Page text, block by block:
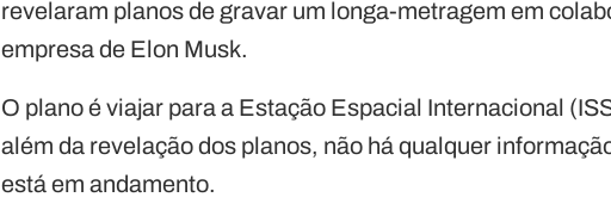
revelaram planos de gravar um longa-metragem em
empresa de Elon Musk.
O plano é viajar para a Estação Espacial Internacional
além da revelação dos planos, não há qualquer
está em andamento.